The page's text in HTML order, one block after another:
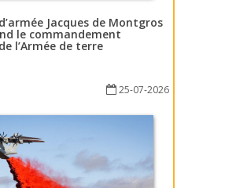
Jacques de Montgros
le commandement
de l’Armée de terre
25-07-2026